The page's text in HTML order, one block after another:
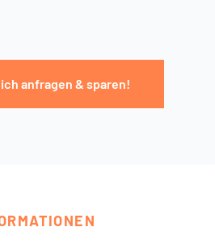
anfragen & sparen!